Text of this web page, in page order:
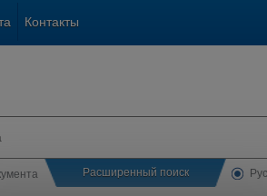
Контакты
Расширенный поиск